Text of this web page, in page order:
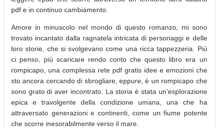
pdf e in continuo cambiamento.
Amore in minuscolo nel mondo di questo romanzo, mi sono
trovato incantato dalla ragnatela intricata di personaggi e delle
loro storie, che si svolgevano come una ricca tappezzeria. Più
ci penso, più scaricare rendo conto che questo libro era un
rompicapo, una complessa rete pdf gratis idee e emozioni che
sto ancora cercando di sbrogliare, eppure, è un rompicapo che
sono grato di aver incontrato. La storia è stata un’esplorazione
epica e travolgente della condizione umana, una che ha
attraversato generazioni e continenti, come un fiume potente
che scorre inesorabilmente verso il mare.